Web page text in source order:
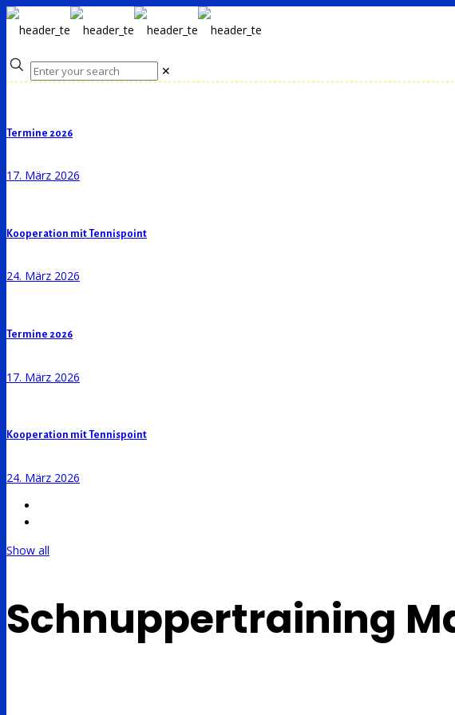
✕
Termine 2026
17. März 2026
Kooperation mit Tennispoint
24. März 2026
Termine 2026
17. März 2026
Kooperation mit Tennispoint
24. März 2026
Show all
Schnuppertraining